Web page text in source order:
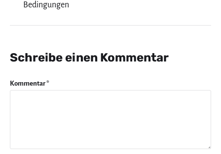
Bedingungen
Schreibe einen Kommentar
Kommentar*